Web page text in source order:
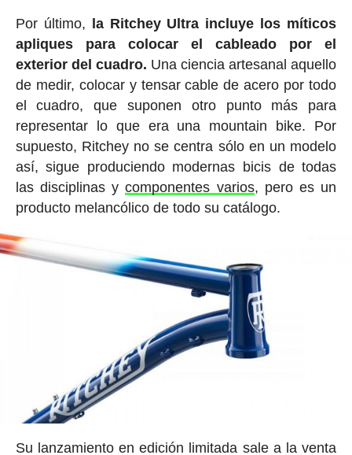
Por último, la Ritchey Ultra incluye los míticos
apliques para colocar el cableado por el
exterior del cuadro. Una ciencia artesanal aquello
de medir, colocar y tensar cable de acero por todo
el cuadro, que suponen otro punto más para
representar lo que era una mountain bike. Por
supuesto, Ritchey no se centra sólo en un modelo
así, sigue produciendo modernas bicis de todas
las disciplinas ycomponentes varios, pero es un
producto melancólico de todo su catálogo.
Su lanzamiento en edición limitada sale a la venta